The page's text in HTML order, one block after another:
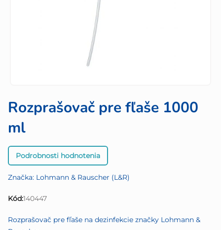
Rozprašovač pre fľaše 1000
ml
Priemerné
hodnotenie
je
0,0
5
Podrobnosti hodnotenia
Značka: Lohmann & Rauscher (L&R)
Kód:140447
Rozprašovač pre fľaše na dezinfekcie značky Lohmann &